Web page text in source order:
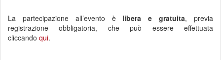
La partecipazione all’evento è libera e gratuita, previa
registrazione obbligatoria, che può essere effettuata
cliccando qui.